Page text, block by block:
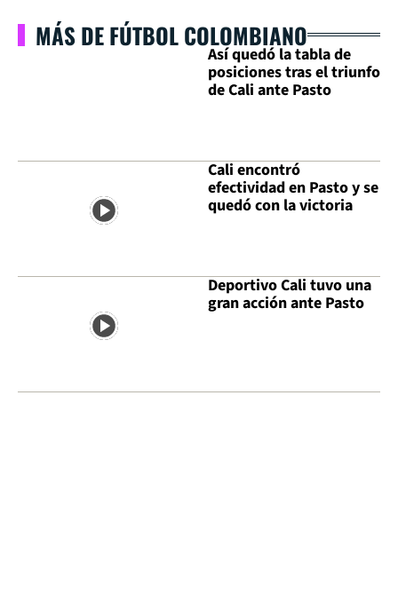
MÁS DE FÚTBOL COLOMBIANO
Así quedó la tabla de
posiciones tras el triunfo
de Cali ante Pasto
Cali encontró
efectividad en Pasto y se
quedó con la victoria
Deportivo Cali tuvo una
gran acción ante Pasto